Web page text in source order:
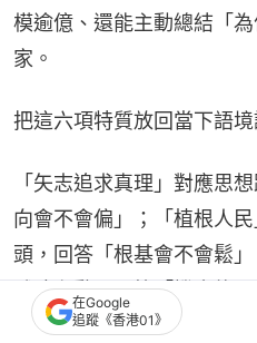
模逾億、還能主動總結「
家。
把這六項特質放回當下語
「矢志追求真理」對應思
向會不會偏」；「植根人
頭，回答「根基會不會鬆
戰略主動，回答「機會能
流」對應新質生產力與科
在Google
追蹤《香港01》